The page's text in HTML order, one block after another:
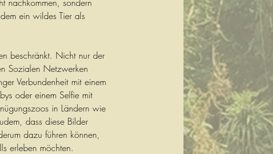
nachkommen, sondern
ein wildes Tier als
beschränkt. Nicht nur der
Sozialen Netzwerken
Verbundenheit mit einem
oder einem Selfie mit
in Ländern wie
dass diese Bilder
dazu führen können,
erleben möchten.